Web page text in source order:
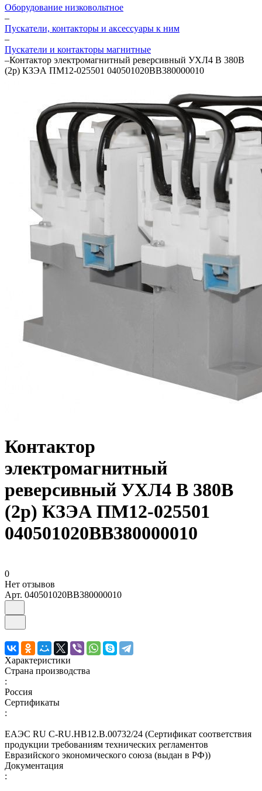
Оборудование низковольтное
–
Пускатели, контакторы и аксессуары к ним
–
Пускатели и контакторы магнитные
–Контактор электромагнитный реверсивный УХЛ4 В 380В
(2р) КЗЭА ПМ12-025501 040501020ВВ380000010
Контактор
электромагнитный
реверсивный УХЛ4 В 380В
(2р) КЗЭА ПМ12-025501
040501020ВВ380000010
0
Нет отзывов
Арт. 040501020ВВ380000010
Характеристики
Страна производства
:
Россия
Сертификаты
:
ЕАЭС RU С-RU.НВ12.В.00732/24 (Сертификат соответствия
продукции требованиям технических регламентов
Евразийского экономического союза (выдан в РФ))
Документация
: